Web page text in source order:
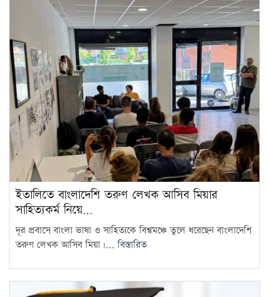
ইতালিতে বাংলাদেশি তরুণ লেখক আসিব মিয়ার
সাহিত্যকর্ম নিয়ে…
দূর প্রবাসে বাংলা ভাষা ও সাহিত্যকে বিশ্বমঞ্চে তুলে ধরেছেন বাংলাদেশি
তরুণ লেখক আসিব মিয়া।...বিস্তারিত